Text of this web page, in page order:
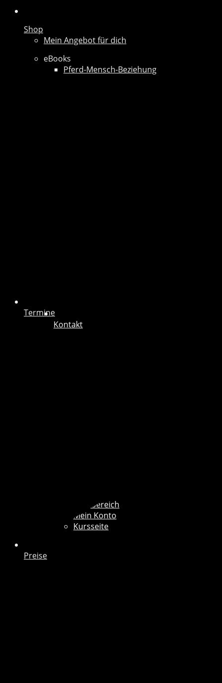
Kontakt
Mitgliederbereich
Mein Konto
Kursseite
Shop
Mein Angebot für dich
eBooks
Pferd-Mensch-Beziehung
Termine
Preise